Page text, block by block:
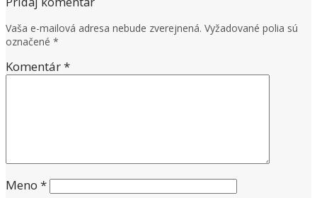
Vaša e-mailová adresa nebude zverejnená. Vyžadované polia sú
označené *
Komentár*
Meno *